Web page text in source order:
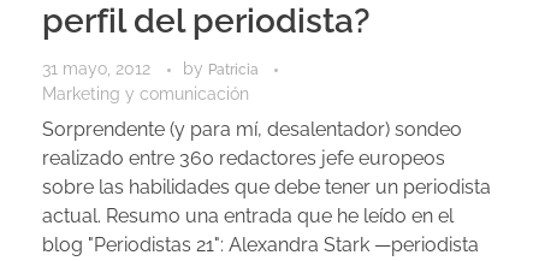
perfil del periodista?
31 mayo, 2012 by Patricia
Marketing y comunicación
Sorprendente (y para mí, desalentador) sondeo
realizado entre 360 redactores jefe europeos
sobre las habilidades que debe tener un periodista
actual. Resumo una entrada que he leído en el
blog "Periodistas 21": Alexandra Stark —periodista